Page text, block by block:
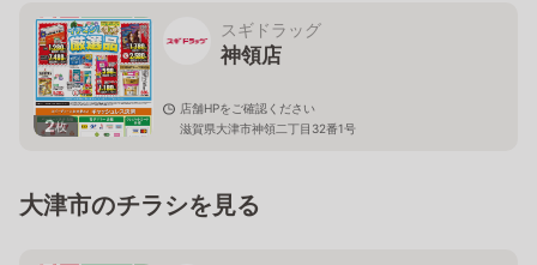
2枚
スギドラッグ
神領店
店舗HPをご確認ください
滋賀県大津市神領二丁目32番1号
大津市のチラシを見る